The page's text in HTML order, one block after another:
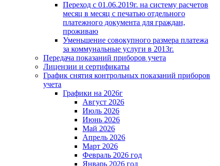
Переход с 01.06.2019г. на систему расчетов
месяц в месяц с печатью отдельного
платежного документа для граждан,
проживаю
Уменьшение совокупного размера платежа
за коммунальные услуги в 2013г.
Передача показаний приборов учета
Лицензии и сертификаты
График снятия контрольных показаний приборов
учета
Графики на 2026г
Август 2026
Июль 2026
Июнь 2026
Май 2026
Апрель 2026
Март 2026
Февраль 2026 год
Январь 2026 год